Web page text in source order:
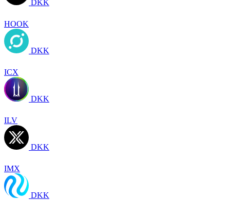
DKK
HOOK
DKK
ICX
DKK
ILV
DKK
IMX
DKK